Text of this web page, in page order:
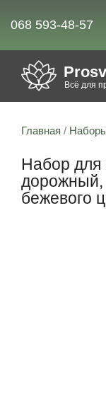
068 593-48-57
Всё для
Главная /
Набор для
дорожный,
бежевого